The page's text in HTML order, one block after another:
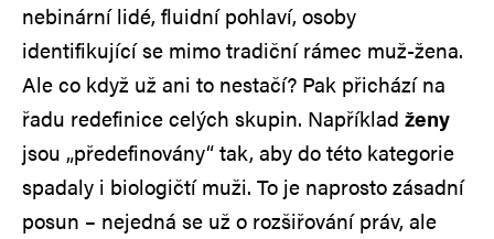
nebinární lidé, fluidní pohlaví, osoby
identifikující se mimo tradiční rámec muž-žena.
Ale co když už ani to nestačí? Pak přichází na
řadu redefinice celých skupin. Například ženy
jsou „předefinovány“ tak, aby do této kategorie
spadaly i biologičtí muži. To je naprosto zásadní
posun – nejedná se už o rozšiřování práv, ale